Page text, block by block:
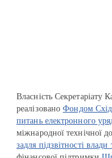
Власність Секретаріату
реалізованоФондом
питань електронного
міжнародної технічної
задля підзвітності